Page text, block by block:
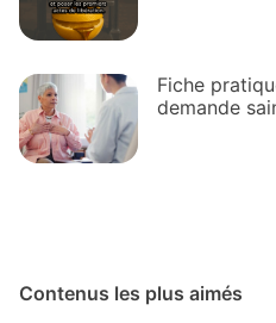
Fiche
demande
Contenus les plus aimés